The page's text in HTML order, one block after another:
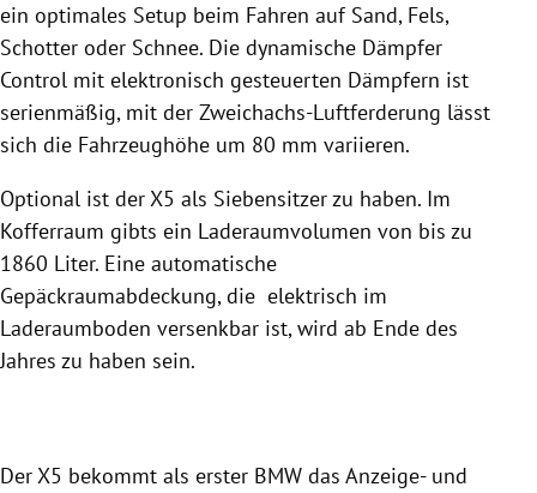
ein optimales Setup beim Fahren auf Sand, Fels,
Schotter oder Schnee. Die dynamische Dämpfer
Control mit elektronisch gesteuerten Dämpfern ist
serienmäßig, mit der Zweichachs-Luftferderung lässt
sich die Fahrzeughöhe um 80 mm variieren.
Optional ist der X5 als Siebensitzer zu haben. Im
Kofferraum gibts ein Laderaumvolumen von bis zu
1860 Liter. Eine automatische
Gepäckraumabdeckung, die elektrisch im
Laderaumboden versenkbar ist, wird ab Ende des
Jahres zu haben sein.
Der X5 bekommt als erster BMW das Anzeige- und